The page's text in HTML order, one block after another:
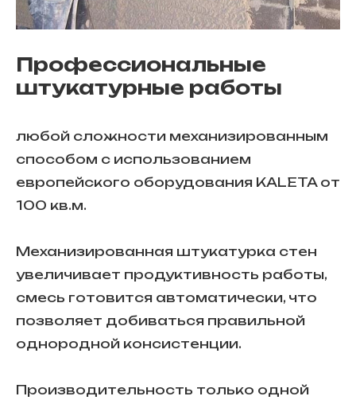
Профессиональные
штукатурные работы
любой сложности механизированным
способом с использованием
европейского оборудования KALETA от
100 кв.м.
Механизированная штукатурка стен
увеличивает продуктивность работы,
смесь готовится автоматически, что
позволяет добиваться правильной
однородной консистенции.
Производительность только одной